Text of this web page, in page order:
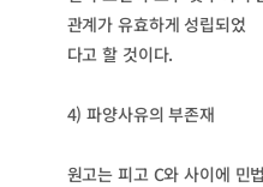
관계가 유효하게 성립되었
다고 할 것이다.
4) 파양사유의 부존재
원고는 피고 C와 사이에 민